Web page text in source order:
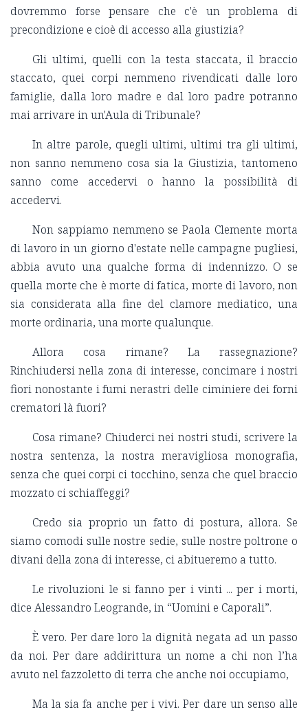
dovremmo forse pensare che c'è un problema di
precondizione e cioè di accesso alla giustizia?
Gli ultimi, quelli con la testa staccata, il braccio
staccato, quei corpi nemmeno rivendicati dalle loro
famiglie, dalla loro madre e dal loro padre potranno
mai arrivare in un'Aula di Tribunale?
In altre parole, quegli ultimi, ultimi tra gli ultimi,
non sanno nemmeno cosa sia la Giustizia, tantomeno
sanno come accedervi o hanno la possibilità di
accedervi.
Non sappiamo nemmeno se Paola Clemente morta
di lavoro in un giorno d'estate nelle campagne pugliesi,
abbia avuto una qualche forma di indennizzo. O se
quella morte che è morte di fatica, morte di lavoro, non
sia considerata alla fine del clamore mediatico, una
morte ordinaria, una morte qualunque.
Allora cosa rimane? La rassegnazione?
Rinchiudersi nella zona di interesse, concimare i nostri
fiori nonostante i fumi nerastri delle ciminiere dei forni
crematori là fuori?
Cosa rimane? Chiuderci nei nostri studi, scrivere la
nostra sentenza, la nostra meravigliosa monografia,
senza che quei corpi ci tocchino, senza che quel braccio
mozzato ci schiaffeggi?
Credo sia proprio un fatto di postura, allora. Se
siamo comodi sulle nostre sedie, sulle nostre poltrone o
divani della zona di interesse, ci abitueremo a tutto.
Le rivoluzioni le si fanno per i vinti ... per i morti,
dice Alessandro Leogrande, in “Uomini e Caporali”.
È vero. Per dare loro la dignità negata ad un passo
da noi. Per dare addirittura un nome a chi non l’ha
avuto nel fazzoletto di terra che anche noi occupiamo,
Ma la sia fa anche per i vivi. Per dare un senso alle